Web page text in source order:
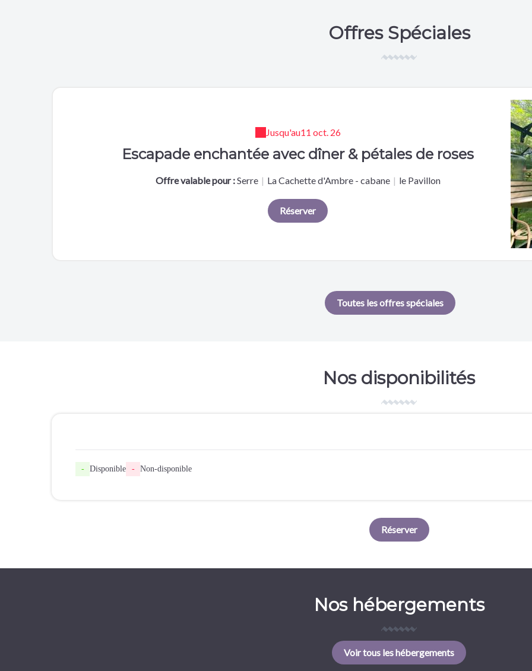
Offres Spéciales
Jusqu'au11 oct. 26
Escapade enchantée avec dîner & pétales de roses
Offre valable pour :Serre | La Cachette d'Ambre - cabane | le Pavillon
Réserver
Toutes les offres spéciales
Nos disponibilités
- Disponible - Non-disponible
Réserver
Nos hébergements
Voir tous les hébergements